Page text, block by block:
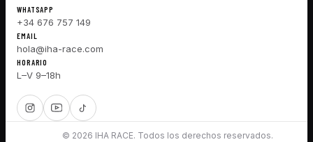
WHATSAPP
+34 676 757 149
EMAIL
hola@iha-race.com
HORARIO
L–V 9–18h
© 2026 IHA RACE. Todos los derechos reservados.